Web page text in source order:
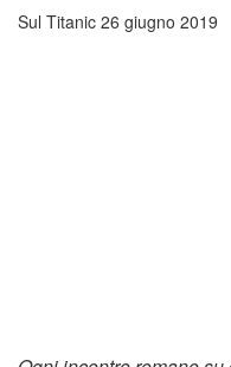
Sul Titanic 26 giugno 2019